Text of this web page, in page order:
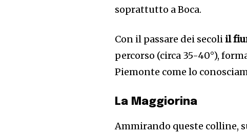
soprattutto a Boca.
Con il passare dei secoli il
percorso (circa 35-40°),
Piemonte come lo
La Maggiorina
Ammirando queste colline,